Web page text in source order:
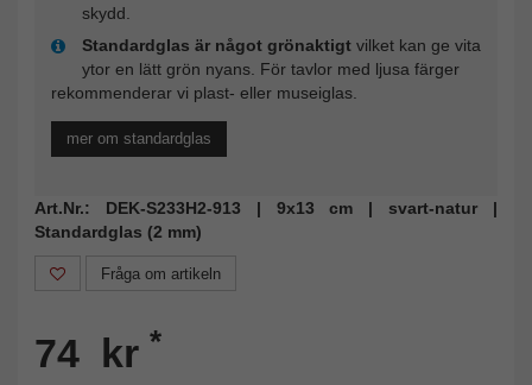
skydd.
Standardglas är något grönaktigt vilket kan ge vita
ytor en lätt grön nyans. För tavlor med ljusa färger
rekommenderar vi plast- eller museiglas.
mer om standardglas
Art.Nr.: DEK-S233H2-913 | 9x13 cm | svart-natur |
Standardglas (2 mm)
Fråga om artikeln
74 kr *